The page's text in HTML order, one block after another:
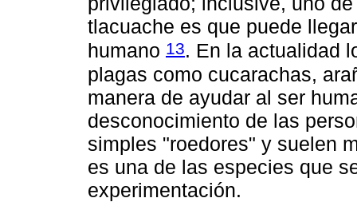
tlacuache es que puede
humano 13. En la actualidad
plagas como cucarachas,
manera de ayudar al ser
desconocimiento de las
simples "roedores" y suelen
es una de las especies que
experimentación.